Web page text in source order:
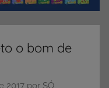
o bom de
2017 por SÓ